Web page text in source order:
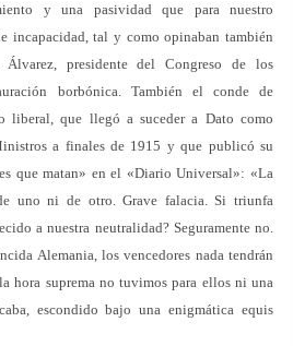
y una pasividad que para nuestro
incapacidad, tal y como opinaban también
presidente del Congreso de los
borbónica. También el conde de
liberal, que llegó a suceder a Dato como
a finales de 1915 y que publicó su
que matan» en el «Diario Universal»: «La
uno ni de otro. Grave falacia. Si triunfa
a nuestra neutralidad? Seguramente no.
Alemania, los vencedores nada tendrán
hora suprema no tuvimos para ellos ni una
escondido bajo una enigmática equis